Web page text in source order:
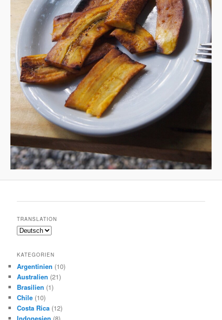
TRANSLATION
KATEGORIEN
Argentinien (10)
Australien (21)
Brasilien (1)
Chile (10)
Costa Rica (12)